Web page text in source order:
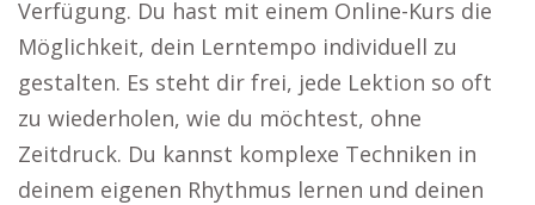
Verfügung. Du hast mit einem Online-Kurs die
Möglichkeit, dein Lerntempo individuell zu
gestalten. Es steht dir frei, jede Lektion so oft
zu wiederholen, wie du möchtest, ohne
Zeitdruck. Du kannst komplexe Techniken in
deinem eigenen Rhythmus lernen und deinen